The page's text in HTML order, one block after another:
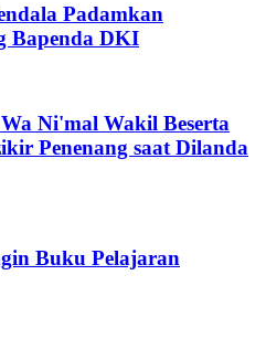
Padamkan
Bapenda DKI
Ni'mal Wakil Beserta
Penenang saat Dilanda
Buku Pelajaran